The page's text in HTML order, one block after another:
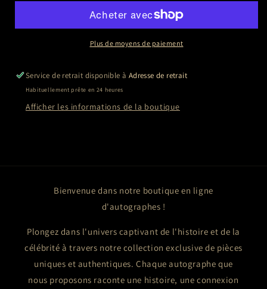
(La
la
prairie)
ANDERSON
(La
Petite
la
prairie)
Plus de moyens de paiement
Service de retrait disponible à Adresse de retrait
Habituellement prête en 24 heures
Afficher les informations de la boutique
Bienvenue dans notre boutique en ligne
d'autographes !
Plongez dans l'univers captivant de l'histoire et de la
célébrité à travers notre collection exclusive de pièces
uniques et authentiques. Chaque autographe que
nous proposons raconte une histoire, une connexion